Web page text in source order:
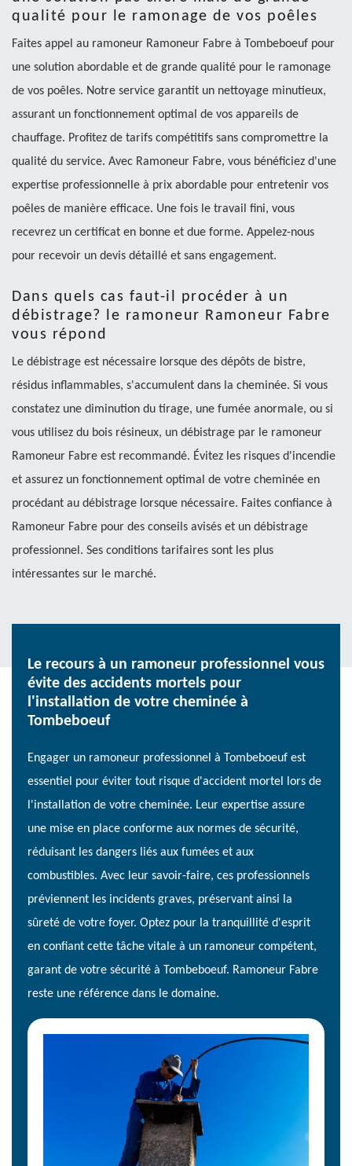
qualité pour le ramonage de vos poêles
Faites appel au ramoneur Ramoneur Fabre à Tombeboeuf pour
une solution abordable et de grande qualité pour le ramonage
de vos poêles. Notre service garantit un nettoyage minutieux,
assurant un fonctionnement optimal de vos appareils de
chauffage. Profitez de tarifs compétitifs sans compromettre la
qualité du service. Avec Ramoneur Fabre, vous bénéficiez d'une
expertise professionnelle à prix abordable pour entretenir vos
poêles de manière efficace. Une fois le travail fini, vous
recevrez un certificat en bonne et due forme. Appelez-nous
pour recevoir un devis détaillé et sans engagement.
Dans quels cas faut-il procéder à un
débistrage? le ramoneur Ramoneur Fabre
vous répond
Le débistrage est nécessaire lorsque des dépôts de bistre,
résidus inflammables, s'accumulent dans la cheminée. Si vous
constatez une diminution du tirage, une fumée anormale, ou si
vous utilisez du bois résineux, un débistrage par le ramoneur
Ramoneur Fabre est recommandé. Évitez les risques d'incendie
et assurez un fonctionnement optimal de votre cheminée en
procédant au débistrage lorsque nécessaire. Faites confiance à
Ramoneur Fabre pour des conseils avisés et un débistrage
professionnel. Ses conditions tarifaires sont les plus
intéressantes sur le marché.
Le recours à un ramoneur professionnel vous
évite des accidents mortels pour
l'installation de votre cheminée à
Tombeboeuf
Engager un ramoneur professionnel à Tombeboeuf est
essentiel pour éviter tout risque d'accident mortel lors de
l'installation de votre cheminée. Leur expertise assure
une mise en place conforme aux normes de sécurité,
réduisant les dangers liés aux fumées et aux
combustibles. Avec leur savoir-faire, ces professionnels
préviennent les incidents graves, préservant ainsi la
sûreté de votre foyer. Optez pour la tranquillité d'esprit
en confiant cette tâche vitale à un ramoneur compétent,
garant de votre sécurité à Tombeboeuf. Ramoneur Fabre
reste une référence dans le domaine.